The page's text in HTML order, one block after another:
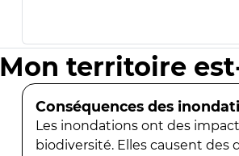
Mon territoire
Conséquences des
Les inondations ont des
biodiversité. Elles causent